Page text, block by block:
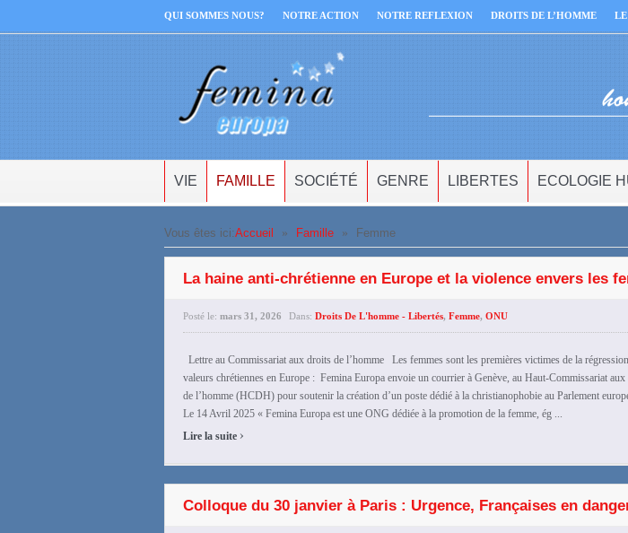
QUI SOMMES NOUS? NOTRE ACTION NOTRE REFLEXION DROITS DE L’HOMME
VIE FAMILLE SOCIÉTÉ GENRE LIBERTES ECOLOGIE
Vous êtes ici:Accueil » Famille » Femme
La haine anti-chrétienne en Europe et la violence envers les
Posté le: mars 31, 2026 Dans: Droits De L'homme - Libertés, Femme, ONU
Lettre au Commissariat aux droits de l’homme Les femmes sont les premières victimes de la
valeurs chrétiennes en Europe : Femina Europa envoie un courrier à Genève, au Haut-Commissariat
de l’homme (HCDH) pour soutenir la création d’un poste dédié à la christianophobie au Parlement
Le 14 Avril 2025 « Femina Europa est une ONG dédiée à la promotion de la femme, ég ...
Lire la suite ›
Colloque du 30 janvier à Paris : Urgence, Françaises en